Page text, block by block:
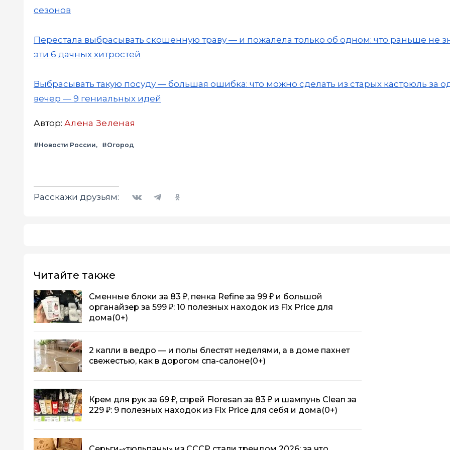
сезонов
Перестала выбрасывать скошенную траву — и пожалела только об одном: что раньше не
эти 6 дачных хитростей
Выбрасывать такую посуду — большая ошибка: что можно сделать из старых кастрюль за
вечер — 9 гениальных идей
Автор: Алена Зеленая
#Новости России #Огород
Расскажи друзьям:
Читайте также
Сменные блоки за 83 ₽, пенка Refine за 99 ₽ и большой
органайзер за 599 ₽: 10 полезных находок из Fix Price для
дома(0+)
2 капли в ведро — и полы блестят неделями, а в доме пахнет
свежестью, как в дорогом спа-салоне(0+)
Крем для рук за 69 ₽, спрей Floresan за 83 ₽ и шампунь Clean за
229 ₽: 9 полезных находок из Fix Price для себя и дома(0+)